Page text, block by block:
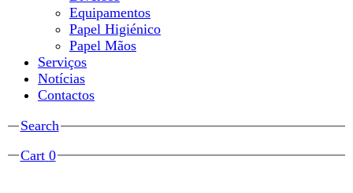
Equipamentos
Papel Higiénico
Papel Mãos
Serviços
Notícias
Contactos
Show
Search
Show
Cart 0